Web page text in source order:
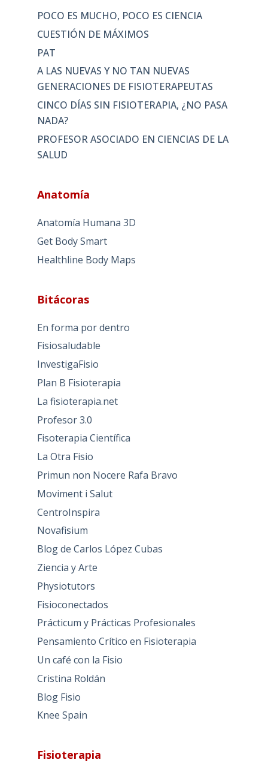
POCO ES MUCHO, POCO ES CIENCIA
CUESTIÓN DE MÁXIMOS
PAT
A LAS NUEVAS Y NO TAN NUEVAS
GENERACIONES DE FISIOTERAPEUTAS
CINCO DÍAS SIN FISIOTERAPIA, ¿NO PASA
NADA?
PROFESOR ASOCIADO EN CIENCIAS DE LA
SALUD
Anatomía
Anatomía Humana 3D
Get Body Smart
Healthline Body Maps
Bitácoras
En forma por dentro
Fisiosaludable
InvestigaFisio
Plan B Fisioterapia
La fisioterapia.net
Profesor 3.0
Fisoterapia Científica
La Otra Fisio
Primun non Nocere Rafa Bravo
Moviment i Salut
CentroInspira
Novafisium
Blog de Carlos López Cubas
Ziencia y Arte
Physiotutors
Fisioconectados
Prácticum y Prácticas Profesionales
Pensamiento Crítico en Fisioterapia
Un café con la Fisio
Cristina Roldán
Blog Fisio
Knee Spain
Fisioterapia